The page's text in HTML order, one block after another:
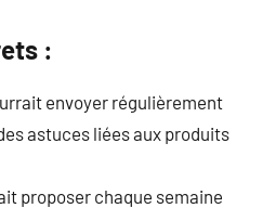
:
envoyer régulièrement
astuces liées aux produits
proposer chaque semaine